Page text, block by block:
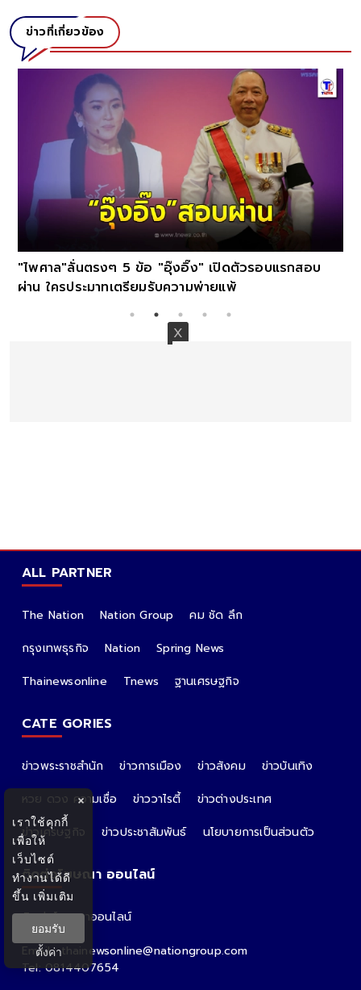
ข่าวที่เกี่ยวข้อง
"ไพศาล"ลั่นตรงๆ 5 ข้อ "อุ๊งอิ๊ง" เปิดตัวรอบแรกสอบ
ผ่าน ใครประมาทเตรียมรับความพ่ายแพ้
ALL PARTNER
The Nation Nation Group
คม ชัด ลึก
กรุงเทพธุรกิจ
Nation
Spring News
Thainewsonline
Tnews ฐานเศรษฐกิจ
CATE GORIES
ข่าวพระราชสำนัก ข่าวการเมือง ข่าวสังคม
ข่าวบันเทิง
หวย ดวง ความเชื่อ
ข่าววาไรตี้
ข่าวต่างประเทศ
ข่าวเศรษฐกิจ
ข่าวประชาสัมพันธ์ นโยบายการเป็นส่วนตัว
ติดต่อโฆษณา ออนไลน์
ติดต่อโฆษณาออนไลน์
คุณอ้อ
Email : thainewsonline@nationgroup.com
Tel: 0814407654
×
เราใช้คุกกี้
เพื่อให้
เว็บไซต์
ทำงานได้ดี
ขึ้น เพิ่มเติม
ยอมรับ
ตั้งค่า